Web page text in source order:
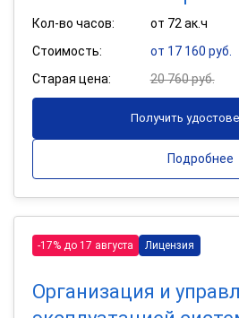
Кол-во часов:
от 72 ак.ч
Стоимость:
от 17 160 руб.
Старая цена:
20 760 руб.
Получить
Подробнее
-17% до 17 августа Лицензия
Организация и